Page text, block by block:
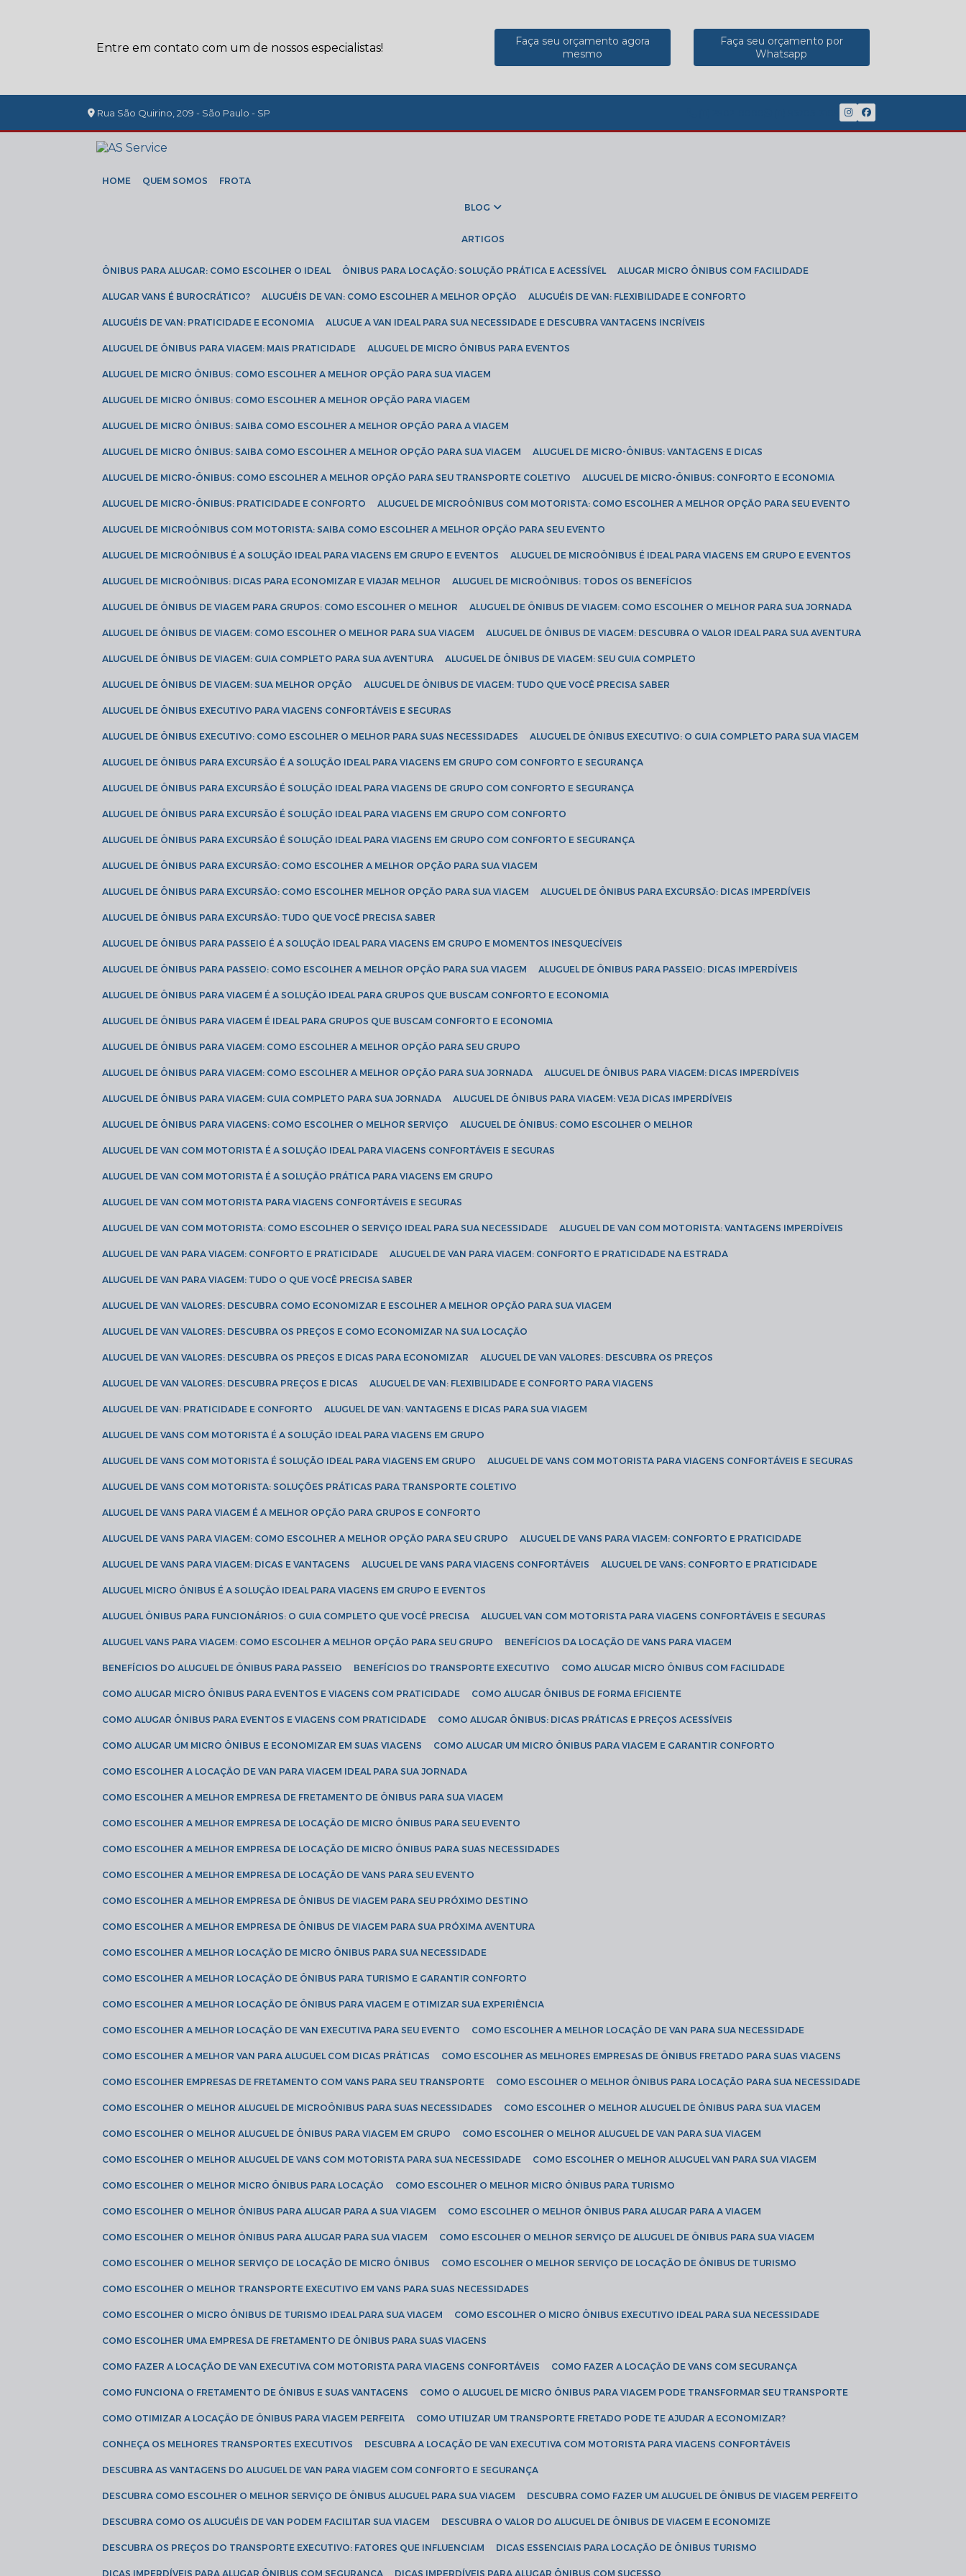
Entre em contato com um de nossos especialistas!
Faça seu orçamento agora
mesmo
Faça seu orçamento por
Whatsapp
Rua São Quirino, 209 - São Paulo - SP
HOME QUEM SOMOS FROTA
BLOG
ARTIGOS
ÔNIBUS PARA ALUGAR: COMO ESCOLHER O IDEAL ÔNIBUS PARA LOCAÇÃO: SOLUÇÃO PRÁTICA E ACESSÍVEL ALUGAR MICRO ÔNIBUS COM FACILIDADE
ALUGAR VANS É BUROCRÁTICO? ALUGUÉIS DE VAN: COMO ESCOLHER A MELHOR OPÇÃO ALUGUÉIS DE VAN: FLEXIBILIDADE E CONFORTO
ALUGUÉIS DE VAN: PRATICIDADE E ECONOMIA ALUGUE A VAN IDEAL PARA SUA NECESSIDADE E DESCUBRA VANTAGENS INCRÍVEIS
ALUGUEL DE ÔNIBUS PARA VIAGEM: MAIS PRATICIDADE ALUGUEL DE MICRO ÔNIBUS PARA EVENTOS
ALUGUEL DE MICRO ÔNIBUS: COMO ESCOLHER A MELHOR OPÇÃO PARA SUA VIAGEM
ALUGUEL DE MICRO ÔNIBUS: COMO ESCOLHER A MELHOR OPÇÃO PARA VIAGEM
ALUGUEL DE MICRO ÔNIBUS: SAIBA COMO ESCOLHER A MELHOR OPÇÃO PARA A VIAGEM
ALUGUEL DE MICRO ÔNIBUS: SAIBA COMO ESCOLHER A MELHOR OPÇÃO PARA SUA VIAGEM ALUGUEL DE MICRO-ÔNIBUS: VANTAGENS E DICAS
ALUGUEL DE MICRO-ÔNIBUS: COMO ESCOLHER A MELHOR OPÇÃO PARA SEU TRANSPORTE COLETIVO ALUGUEL DE MICRO-ÔNIBUS: CONFORTO E ECONOMIA
ALUGUEL DE MICRO-ÔNIBUS: PRATICIDADE E CONFORTO ALUGUEL DE MICROÔNIBUS COM MOTORISTA: COMO ESCOLHER A MELHOR OPÇÃO PARA SEU EVENTO
ALUGUEL DE MICROÔNIBUS COM MOTORISTA: SAIBA COMO ESCOLHER A MELHOR OPÇÃO PARA SEU EVENTO
ALUGUEL DE MICROÔNIBUS É A SOLUÇÃO IDEAL PARA VIAGENS EM GRUPO E EVENTOS ALUGUEL DE MICROÔNIBUS É IDEAL PARA VIAGENS EM GRUPO E EVENTOS
ALUGUEL DE MICROÔNIBUS: DICAS PARA ECONOMIZAR E VIAJAR MELHOR ALUGUEL DE MICROÔNIBUS: TODOS OS BENEFÍCIOS
ALUGUEL DE ÔNIBUS DE VIAGEM PARA GRUPOS: COMO ESCOLHER O MELHOR ALUGUEL DE ÔNIBUS DE VIAGEM: COMO ESCOLHER O MELHOR PARA SUA JORNADA
ALUGUEL DE ÔNIBUS DE VIAGEM: COMO ESCOLHER O MELHOR PARA SUA VIAGEM ALUGUEL DE ÔNIBUS DE VIAGEM: DESCUBRA O VALOR IDEAL PARA SUA AVENTURA
ALUGUEL DE ÔNIBUS DE VIAGEM: GUIA COMPLETO PARA SUA AVENTURA ALUGUEL DE ÔNIBUS DE VIAGEM: SEU GUIA COMPLETO
ALUGUEL DE ÔNIBUS DE VIAGEM: SUA MELHOR OPÇÃO ALUGUEL DE ÔNIBUS DE VIAGEM: TUDO QUE VOCÊ PRECISA SABER
ALUGUEL DE ÔNIBUS EXECUTIVO PARA VIAGENS CONFORTÁVEIS E SEGURAS
ALUGUEL DE ÔNIBUS EXECUTIVO: COMO ESCOLHER O MELHOR PARA SUAS NECESSIDADES ALUGUEL DE ÔNIBUS EXECUTIVO: O GUIA COMPLETO PARA SUA VIAGEM
ALUGUEL DE ÔNIBUS PARA EXCURSÃO É A SOLUÇÃO IDEAL PARA VIAGENS EM GRUPO COM CONFORTO E SEGURANÇA
ALUGUEL DE ÔNIBUS PARA EXCURSÃO É SOLUÇÃO IDEAL PARA VIAGENS DE GRUPO COM CONFORTO E SEGURANÇA
ALUGUEL DE ÔNIBUS PARA EXCURSÃO É SOLUÇÃO IDEAL PARA VIAGENS EM GRUPO COM CONFORTO
ALUGUEL DE ÔNIBUS PARA EXCURSÃO É SOLUÇÃO IDEAL PARA VIAGENS EM GRUPO COM CONFORTO E SEGURANÇA
ALUGUEL DE ÔNIBUS PARA EXCURSÃO: COMO ESCOLHER A MELHOR OPÇÃO PARA SUA VIAGEM
ALUGUEL DE ÔNIBUS PARA EXCURSÃO: COMO ESCOLHER MELHOR OPÇÃO PARA SUA VIAGEM ALUGUEL DE ÔNIBUS PARA EXCURSÃO: DICAS IMPERDÍVEIS
ALUGUEL DE ÔNIBUS PARA EXCURSÃO: TUDO QUE VOCÊ PRECISA SABER
ALUGUEL DE ÔNIBUS PARA PASSEIO É A SOLUÇÃO IDEAL PARA VIAGENS EM GRUPO E MOMENTOS INESQUECÍVEIS
ALUGUEL DE ÔNIBUS PARA PASSEIO: COMO ESCOLHER A MELHOR OPÇÃO PARA SUA VIAGEM ALUGUEL DE ÔNIBUS PARA PASSEIO: DICAS IMPERDÍVEIS
ALUGUEL DE ÔNIBUS PARA VIAGEM É A SOLUÇÃO IDEAL PARA GRUPOS QUE BUSCAM CONFORTO E ECONOMIA
ALUGUEL DE ÔNIBUS PARA VIAGEM É IDEAL PARA GRUPOS QUE BUSCAM CONFORTO E ECONOMIA
ALUGUEL DE ÔNIBUS PARA VIAGEM: COMO ESCOLHER A MELHOR OPÇÃO PARA SEU GRUPO
ALUGUEL DE ÔNIBUS PARA VIAGEM: COMO ESCOLHER A MELHOR OPÇÃO PARA SUA JORNADA ALUGUEL DE ÔNIBUS PARA VIAGEM: DICAS IMPERDÍVEIS
ALUGUEL DE ÔNIBUS PARA VIAGEM: GUIA COMPLETO PARA SUA JORNADA ALUGUEL DE ÔNIBUS PARA VIAGEM: VEJA DICAS IMPERDÍVEIS
ALUGUEL DE ÔNIBUS PARA VIAGENS: COMO ESCOLHER O MELHOR SERVIÇO ALUGUEL DE ÔNIBUS: COMO ESCOLHER O MELHOR
ALUGUEL DE VAN COM MOTORISTA É A SOLUÇÃO IDEAL PARA VIAGENS CONFORTÁVEIS E SEGURAS
ALUGUEL DE VAN COM MOTORISTA É A SOLUÇÃO PRÁTICA PARA VIAGENS EM GRUPO
ALUGUEL DE VAN COM MOTORISTA PARA VIAGENS CONFORTÁVEIS E SEGURAS
ALUGUEL DE VAN COM MOTORISTA: COMO ESCOLHER O SERVIÇO IDEAL PARA SUA NECESSIDADE ALUGUEL DE VAN COM MOTORISTA: VANTAGENS IMPERDÍVEIS
ALUGUEL DE VAN PARA VIAGEM: CONFORTO E PRATICIDADE ALUGUEL DE VAN PARA VIAGEM: CONFORTO E PRATICIDADE NA ESTRADA
ALUGUEL DE VAN PARA VIAGEM: TUDO O QUE VOCÊ PRECISA SABER
ALUGUEL DE VAN VALORES: DESCUBRA COMO ECONOMIZAR E ESCOLHER A MELHOR OPÇÃO PARA SUA VIAGEM
ALUGUEL DE VAN VALORES: DESCUBRA OS PREÇOS E COMO ECONOMIZAR NA SUA LOCAÇÃO
ALUGUEL DE VAN VALORES: DESCUBRA OS PREÇOS E DICAS PARA ECONOMIZAR ALUGUEL DE VAN VALORES: DESCUBRA OS PREÇOS
ALUGUEL DE VAN VALORES: DESCUBRA PREÇOS E DICAS ALUGUEL DE VAN: FLEXIBILIDADE E CONFORTO PARA VIAGENS
ALUGUEL DE VAN: PRATICIDADE E CONFORTO ALUGUEL DE VAN: VANTAGENS E DICAS PARA SUA VIAGEM
ALUGUEL DE VANS COM MOTORISTA É A SOLUÇÃO IDEAL PARA VIAGENS EM GRUPO
ALUGUEL DE VANS COM MOTORISTA É SOLUÇÃO IDEAL PARA VIAGENS EM GRUPO ALUGUEL DE VANS COM MOTORISTA PARA VIAGENS CONFORTÁVEIS E SEGURAS
ALUGUEL DE VANS COM MOTORISTA: SOLUÇÕES PRÁTICAS PARA TRANSPORTE COLETIVO
ALUGUEL DE VANS PARA VIAGEM É A MELHOR OPÇÃO PARA GRUPOS E CONFORTO
ALUGUEL DE VANS PARA VIAGEM: COMO ESCOLHER A MELHOR OPÇÃO PARA SEU GRUPO ALUGUEL DE VANS PARA VIAGEM: CONFORTO E PRATICIDADE
ALUGUEL DE VANS PARA VIAGEM: DICAS E VANTAGENS ALUGUEL DE VANS PARA VIAGENS CONFORTÁVEIS ALUGUEL DE VANS: CONFORTO E PRATICIDADE
ALUGUEL MICRO ÔNIBUS É A SOLUÇÃO IDEAL PARA VIAGENS EM GRUPO E EVENTOS
ALUGUEL ÔNIBUS PARA FUNCIONÁRIOS: O GUIA COMPLETO QUE VOCÊ PRECISA ALUGUEL VAN COM MOTORISTA PARA VIAGENS CONFORTÁVEIS E SEGURAS
ALUGUEL VANS PARA VIAGEM: COMO ESCOLHER A MELHOR OPÇÃO PARA SEU GRUPO BENEFÍCIOS DA LOCAÇÃO DE VANS PARA VIAGEM
BENEFÍCIOS DO ALUGUEL DE ÔNIBUS PARA PASSEIO BENEFÍCIOS DO TRANSPORTE EXECUTIVO COMO ALUGAR MICRO ÔNIBUS COM FACILIDADE
COMO ALUGAR MICRO ÔNIBUS PARA EVENTOS E VIAGENS COM PRATICIDADE COMO ALUGAR ÔNIBUS DE FORMA EFICIENTE
COMO ALUGAR ÔNIBUS PARA EVENTOS E VIAGENS COM PRATICIDADE COMO ALUGAR ÔNIBUS: DICAS PRÁTICAS E PREÇOS ACESSÍVEIS
COMO ALUGAR UM MICRO ÔNIBUS E ECONOMIZAR EM SUAS VIAGENS COMO ALUGAR UM MICRO ÔNIBUS PARA VIAGEM E GARANTIR CONFORTO
COMO ESCOLHER A LOCAÇÃO DE VAN PARA VIAGEM IDEAL PARA SUA JORNADA
COMO ESCOLHER A MELHOR EMPRESA DE FRETAMENTO DE ÔNIBUS PARA SUA VIAGEM
COMO ESCOLHER A MELHOR EMPRESA DE LOCAÇÃO DE MICRO ÔNIBUS PARA SEU EVENTO
COMO ESCOLHER A MELHOR EMPRESA DE LOCAÇÃO DE MICRO ÔNIBUS PARA SUAS NECESSIDADES
COMO ESCOLHER A MELHOR EMPRESA DE LOCAÇÃO DE VANS PARA SEU EVENTO
COMO ESCOLHER A MELHOR EMPRESA DE ÔNIBUS DE VIAGEM PARA SEU PRÓXIMO DESTINO
COMO ESCOLHER A MELHOR EMPRESA DE ÔNIBUS DE VIAGEM PARA SUA PRÓXIMA AVENTURA
COMO ESCOLHER A MELHOR LOCAÇÃO DE MICRO ÔNIBUS PARA SUA NECESSIDADE
COMO ESCOLHER A MELHOR LOCAÇÃO DE ÔNIBUS PARA TURISMO E GARANTIR CONFORTO
COMO ESCOLHER A MELHOR LOCAÇÃO DE ÔNIBUS PARA VIAGEM E OTIMIZAR SUA EXPERIÊNCIA
COMO ESCOLHER A MELHOR LOCAÇÃO DE VAN EXECUTIVA PARA SEU EVENTO COMO ESCOLHER A MELHOR LOCAÇÃO DE VAN PARA SUA NECESSIDADE
COMO ESCOLHER A MELHOR VAN PARA ALUGUEL COM DICAS PRÁTICAS COMO ESCOLHER AS MELHORES EMPRESAS DE ÔNIBUS FRETADO PARA SUAS VIAGENS
COMO ESCOLHER EMPRESAS DE FRETAMENTO COM VANS PARA SEU TRANSPORTE COMO ESCOLHER O MELHOR ÔNIBUS PARA LOCAÇÃO PARA SUA NECESSIDADE
COMO ESCOLHER O MELHOR ALUGUEL DE MICROÔNIBUS PARA SUAS NECESSIDADES COMO ESCOLHER O MELHOR ALUGUEL DE ÔNIBUS PARA SUA VIAGEM
COMO ESCOLHER O MELHOR ALUGUEL DE ÔNIBUS PARA VIAGEM EM GRUPO COMO ESCOLHER O MELHOR ALUGUEL DE VAN PARA SUA VIAGEM
COMO ESCOLHER O MELHOR ALUGUEL DE VANS COM MOTORISTA PARA SUA NECESSIDADE COMO ESCOLHER O MELHOR ALUGUEL VAN PARA SUA VIAGEM
COMO ESCOLHER O MELHOR MICRO ÔNIBUS PARA LOCAÇÃO COMO ESCOLHER O MELHOR MICRO ÔNIBUS PARA TURISMO
COMO ESCOLHER O MELHOR ÔNIBUS PARA ALUGAR PARA A SUA VIAGEM COMO ESCOLHER O MELHOR ÔNIBUS PARA ALUGAR PARA A VIAGEM
COMO ESCOLHER O MELHOR ÔNIBUS PARA ALUGAR PARA SUA VIAGEM COMO ESCOLHER O MELHOR SERVIÇO DE ALUGUEL DE ÔNIBUS PARA SUA VIAGEM
COMO ESCOLHER O MELHOR SERVIÇO DE LOCAÇÃO DE MICRO ÔNIBUS COMO ESCOLHER O MELHOR SERVIÇO DE LOCAÇÃO DE ÔNIBUS DE TURISMO
COMO ESCOLHER O MELHOR TRANSPORTE EXECUTIVO EM VANS PARA SUAS NECESSIDADES
COMO ESCOLHER O MICRO ÔNIBUS DE TURISMO IDEAL PARA SUA VIAGEM COMO ESCOLHER O MICRO ÔNIBUS EXECUTIVO IDEAL PARA SUA NECESSIDADE
COMO ESCOLHER UMA EMPRESA DE FRETAMENTO DE ÔNIBUS PARA SUAS VIAGENS
COMO FAZER A LOCAÇÃO DE VAN EXECUTIVA COM MOTORISTA PARA VIAGENS CONFORTÁVEIS COMO FAZER A LOCAÇÃO DE VANS COM SEGURANÇA
COMO FUNCIONA O FRETAMENTO DE ÔNIBUS E SUAS VANTAGENS COMO O ALUGUEL DE MICRO ÔNIBUS PARA VIAGEM PODE TRANSFORMAR SEU TRANSPORTE
COMO OTIMIZAR A LOCAÇÃO DE ÔNIBUS PARA VIAGEM PERFEITA COMO UTILIZAR UM TRANSPORTE FRETADO PODE TE AJUDAR A ECONOMIZAR?
CONHEÇA OS MELHORES TRANSPORTES EXECUTIVOS DESCUBRA A LOCAÇÃO DE VAN EXECUTIVA COM MOTORISTA PARA VIAGENS CONFORTÁVEIS
DESCUBRA AS VANTAGENS DO ALUGUEL DE VAN PARA VIAGEM COM CONFORTO E SEGURANÇA
DESCUBRA COMO ESCOLHER O MELHOR SERVIÇO DE ÔNIBUS ALUGUEL PARA SUA VIAGEM DESCUBRA COMO FAZER UM ALUGUEL DE ÔNIBUS DE VIAGEM PERFEITO
DESCUBRA COMO OS ALUGUÉIS DE VAN PODEM FACILITAR SUA VIAGEM DESCUBRA O VALOR DO ALUGUEL DE ÔNIBUS DE VIAGEM E ECONOMIZE
DESCUBRA OS PREÇOS DO TRANSPORTE EXECUTIVO: FATORES QUE INFLUENCIAM DICAS ESSENCIAIS PARA LOCAÇÃO DE ÔNIBUS TURISMO
DICAS IMPERDÍVEIS PARA ALUGAR ÔNIBUS COM SEGURANÇA DICAS IMPERDÍVEIS PARA ALUGAR ÔNIBUS COM SUCESSO